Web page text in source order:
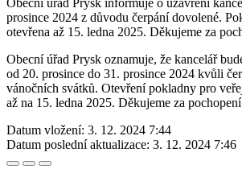
prosince 2024 z důvodu čerpání dovolené.
otevřena až 15. ledna 2025. Děkujeme za
Obecní úřad Prysk oznamuje, že kancelář
od 20. prosince do 31. prosince 2024 kvůli
vánočních svátků. Otevření pokladny pro
až na 15. ledna 2025. Děkujeme za
Datum vložení: 3. 12. 2024 7:44
Datum poslední aktualizace: 3. 12. 2024 7:46